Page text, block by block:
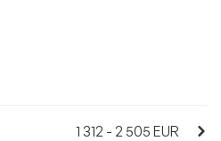
1 312 - 2 505 EUR